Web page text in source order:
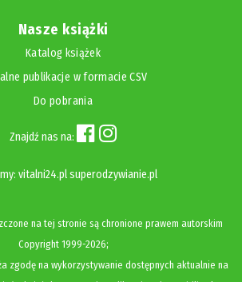
Nasze książki
Katalog książek
publikacje w formacie CSV
Do pobrania
Znajdź nas na:
vitalni24.pl superodzywianie.pl
na tej stronie są chronione prawem autorskim
Copyright1999-2026;
zgodę na wykorzystywanie dostępnych aktualnie na